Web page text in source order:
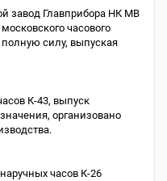
завод Главприбора НК МВ
часового
силу, выпуская
К-43, выпуск
организовано
часов К-26